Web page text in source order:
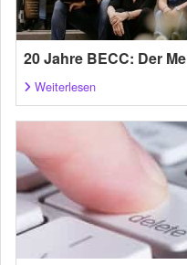
20 Jahre BECC: Der
Weiterlesen